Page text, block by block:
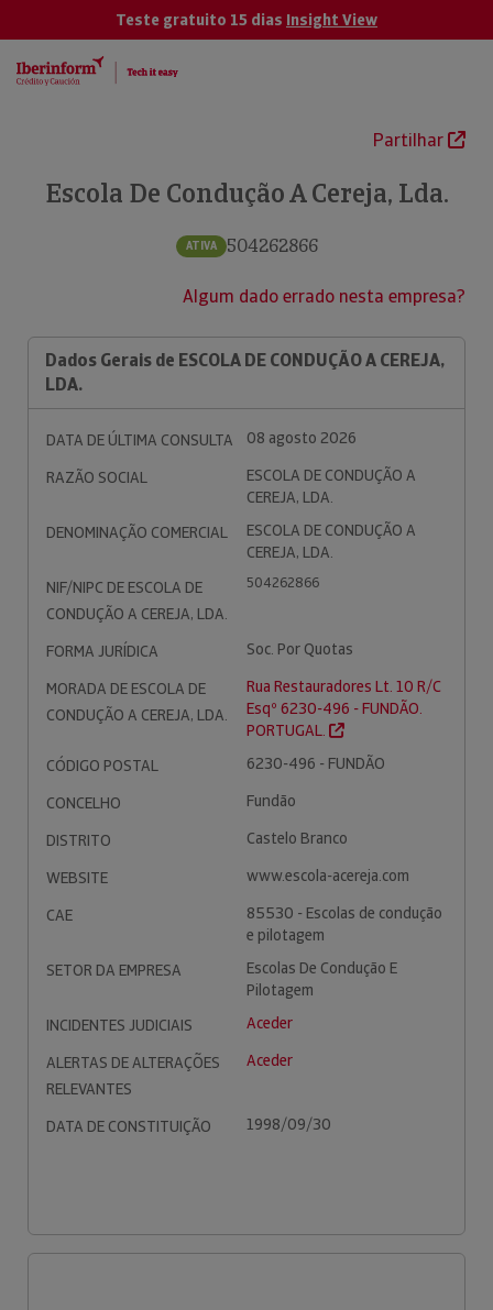
Teste gratuito 15 dias Insight View
Partilhar
Escola De Condução A Cereja, Lda.
ATIVA 504262866
Algum dado errado nesta empresa?
Dados Gerais de ESCOLA DE CONDUÇÃO A CEREJA,
LDA.
DATA DE ÚLTIMA CONSULTA
08 agosto 2026
RAZÃO SOCIAL
ESCOLA DE CONDUÇÃO A
CEREJA, LDA.
DENOMINAÇÃO COMERCIAL
ESCOLA DE CONDUÇÃO A
CEREJA, LDA.
NIF/NIPC DE ESCOLA DE
CONDUÇÃO A CEREJA, LDA.
504262866
FORMA JURÍDICA
Soc. Por Quotas
MORADA DE ESCOLA DE
CONDUÇÃO A CEREJA, LDA.
Rua Restauradores Lt. 10 R/C
Esqº 6230-496 - FUNDÃO.
PORTUGAL.
CÓDIGO POSTAL
6230-496 - FUNDÃO
CONCELHO
Fundão
DISTRITO
Castelo Branco
WEBSITE
www.escola-acereja.com
CAE
85530 - Escolas de condução
e pilotagem
SETOR DA EMPRESA
Escolas De Condução E
Pilotagem
INCIDENTES JUDICIAIS
Aceder
ALERTAS DE ALTERAÇÕES
RELEVANTES
Aceder
DATA DE CONSTITUIÇÃO 1998/09/30